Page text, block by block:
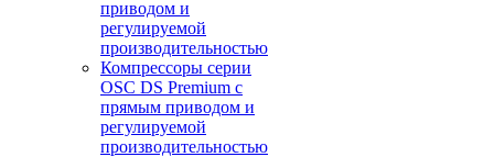
приводом и
регулируемой
производительностью
Компрессоры серии
OSC DS Premium с
прямым приводом и
регулируемой
производительностью